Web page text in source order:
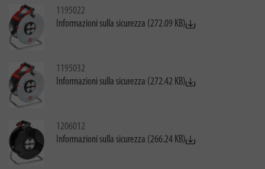
1195022
Informazioni sulla sicurezza (272.09 KB)
1195032
Informazioni sulla sicurezza (272.42 KB)
1206012
Informazioni sulla sicurezza (266.24 KB)